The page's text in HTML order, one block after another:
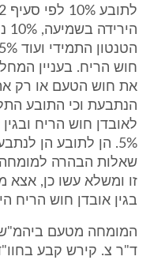
חוש הריח. בעניין
את חוש הטעם או רק את
הנתבעת וכי התובע
לאובדן חוש הריח
5%. הן לתובע הן
שאלות הבהרה למומחה
זו ומשלא עשו כן, אצא
בגין אובדן חוש הריח
המומחה מטעם ביהמ"ש
ד"ר צ. קירש קבע